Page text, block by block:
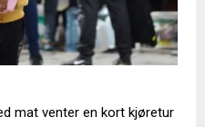
mat venter en kort kjøretur